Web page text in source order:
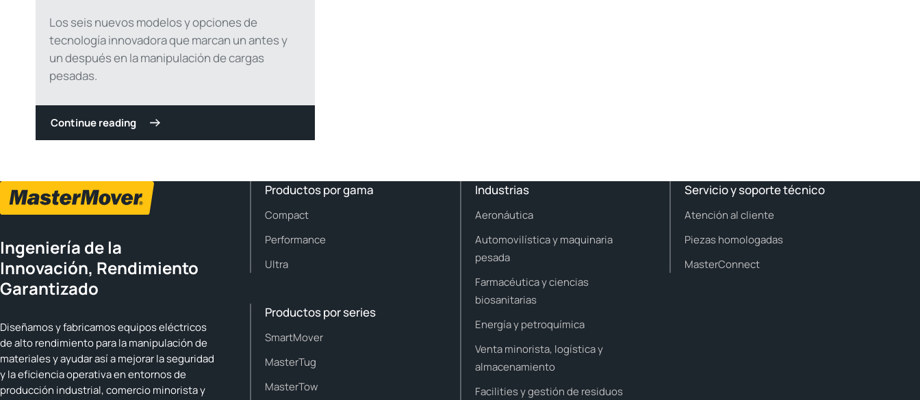
Los seis nuevos modelos y opciones de
tecnología innovadora que marcan un antes y
un después en la manipulación de cargas
pesadas.
Continue reading
Ingeniería de la
Innovación, Rendimiento
Garantizado
Diseñamos y fabricamos equipos eléctricos
de alto rendimiento para la manipulación de
materiales y ayudar así a mejorar la seguridad
y la eficiencia operativa en entornos de
producción industrial, comercio minorista y
Productos por gama
Compact
Performance
Ultra
Productos por series
SmartMover
MasterTug
MasterTow
Industrias
Aeronáutica
Automovilística y maquinaria
pesada
Farmacéutica y ciencias
biosanitarias
Energía y petroquímica
Venta minorista, logística y
almacenamiento
Facilities y gestión de residuos
Servicio y soporte técnico
Atención al cliente
Piezas homologadas
MasterConnect